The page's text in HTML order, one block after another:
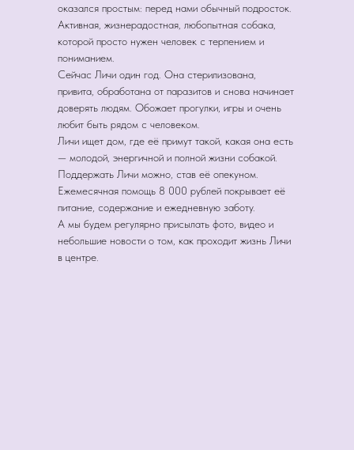
оказался простым: перед нами обычный подросток.
Активная, жизнерадостная, любопытная собака,
которой просто нужен человек с терпением и
пониманием.
Сейчас Личи один год. Она стерилизована,
привита, обработана от паразитов и снова начинает
доверять людям. Обожает прогулки, игры и очень
любит быть рядом с человеком.
Личи ищет дом, где её примут такой, какая она есть
— молодой, энергичной и полной жизни собакой.
Поддержать Личи можно, став её опекуном.
Ежемесячная помощь 8 000 рублей покрывает её
питание, содержание и ежедневную заботу.
А мы будем регулярно присылать фото, видео и
небольшие новости о том, как проходит жизнь Личи
в центре.